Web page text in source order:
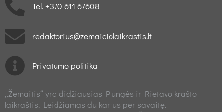
Tel. +370 611 67608
redaktorius@zemaiciolaikrastis.lt
Privatumo politika
„Žemaitis“ yra didžiausias Plungės ir Rietavo krašto
laikraštis. Leidžiamas du kartus per savaitę.